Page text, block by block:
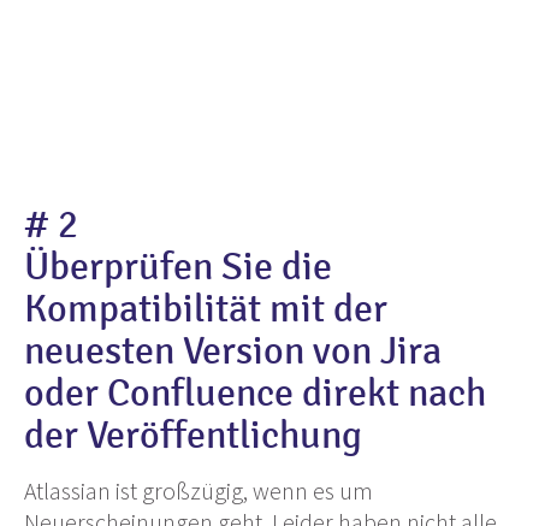
# 2
Überprüfen Sie die
Kompatibilität mit der
neuesten Version von Jira
oder Confluence direkt nach
der Veröffentlichung
Atlassian ist großzügig, wenn es um